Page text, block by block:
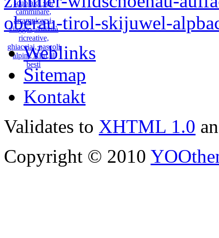
Weblinks
Sitemap
Kontakt
Validates to XHTML 1.0
Copyright © 2010